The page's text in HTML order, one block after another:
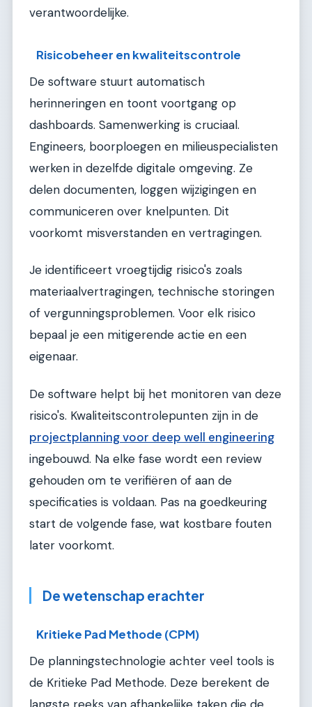
verantwoordelijke.
Risicobeheer en kwaliteitscontrole
De software stuurt automatisch
herinneringen en toont voortgang op
dashboards. Samenwerking is cruciaal.
Engineers, boorploegen en milieuspecialisten
werken in dezelfde digitale omgeving. Ze
delen documenten, loggen wijzigingen en
communiceren over knelpunten. Dit
voorkomt misverstanden en vertragingen.
Je identificeert vroegtijdig risico's zoals
materiaalvertragingen, technische storingen
of vergunningsproblemen. Voor elk risico
bepaal je een mitigerende actie en een
eigenaar.
De software helpt bij het monitoren van deze
risico's. Kwaliteitscontrolepunten zijn in de
projectplanning voor deep well engineering
ingebouwd. Na elke fase wordt een review
gehouden om te verifiëren of aan de
specificaties is voldaan. Pas na goedkeuring
start de volgende fase, wat kostbare fouten
later voorkomt.
De wetenschap erachter
Kritieke Pad Methode (CPM)
De planningstechnologie achter veel tools is
de Kritieke Pad Methode. Deze berekent de